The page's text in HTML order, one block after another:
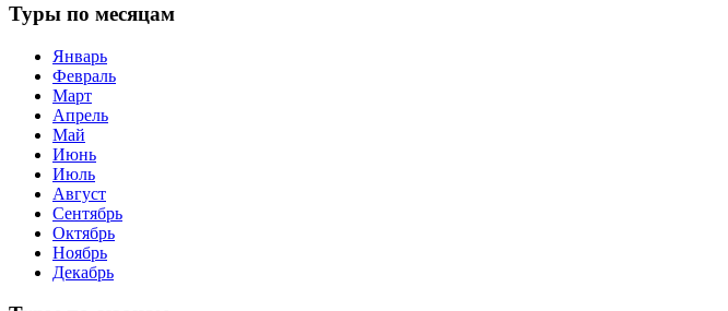
Туры по месяцам
Январь
Февраль
Март
Апрель
Май
Июнь
Июль
Август
Сентябрь
Октябрь
Ноябрь
Декабрь